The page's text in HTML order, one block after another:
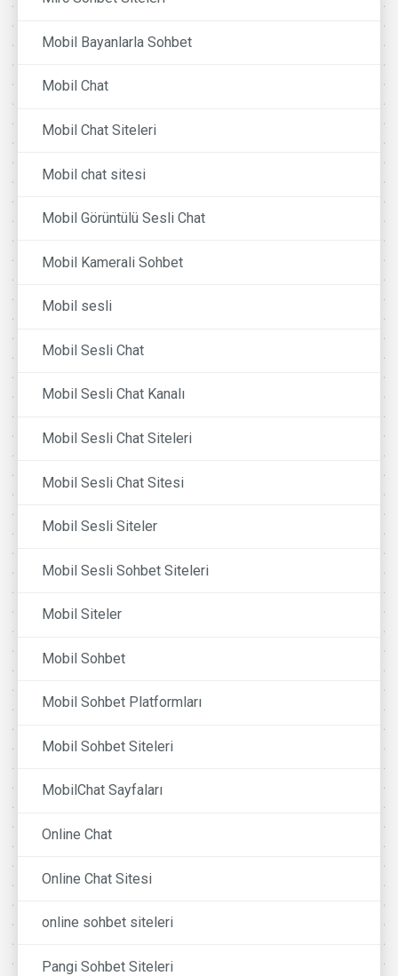
Mobil Bayanlarla Sohbet
Mobil Chat
Mobil Chat Siteleri
Mobil chat sitesi
Mobil Görüntülü Sesli Chat
Mobil Kamerali Sohbet
Mobil sesli
Mobil Sesli Chat
Mobil Sesli Chat Kanalı
Mobil Sesli Chat Siteleri
Mobil Sesli Chat Sitesi
Mobil Sesli Siteler
Mobil Sesli Sohbet Siteleri
Mobil Siteler
Mobil Sohbet
Mobil Sohbet Platformları
Mobil Sohbet Siteleri
MobilChat Sayfaları
Online Chat
Online Chat Sitesi
online sohbet siteleri
Pangi Sohbet Siteleri